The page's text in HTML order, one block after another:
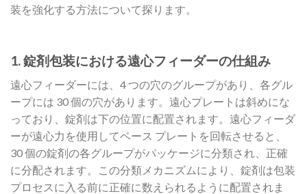
装を強化する方法について探ります。
1. 錠剤包装における遠心フィーダーの仕組み
遠心フィーダーには、4 つの穴のグループがあり、各グル
ープには 30 個の穴があります。遠心プレートは斜めにな
っており、錠剤は下の位置に配置されます。遠心フィーダ
ーが遠心力を使用してベース プレートを回転させると、
30 個の錠剤の各グループがパッケージに分類され、正確
に分配されます。この分類メカニズムにより、錠剤は包装
プロセスに入る前に正確に数えられるように配置されま